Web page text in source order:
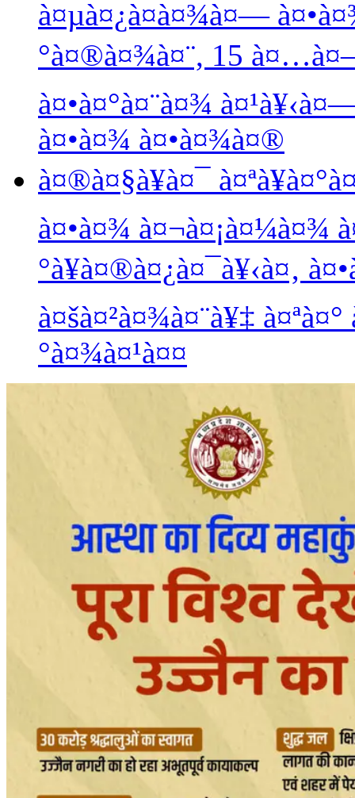
à¤µà¤¿à¤­à¤¾à¤—
°à¤®à¤¾à¤¨, 15
à¤•à¤°à¤¨à¤¾
à¤•à¤¾ à¤•à¤¾à¤®
à¤®à¤§à¥à¤¯
à¤•à¤¾ à¤¬à¤¡à¤¼à¤¾
°à¥à¤®à¤¿à¤¯à¥‹à¤‚
à¤šà¤²à¤¾à¤¨à¥‡
°à¤¾à¤¹à¤¤